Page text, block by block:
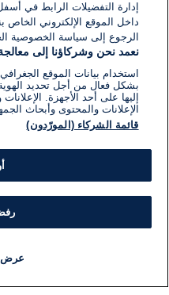
إدارة التفضيلات الرابط في
داخل الموقع الإلكتروني الخاص
الرجوع إلى سياسة الخصوصية
نعمد نحن وشركاؤنا إلى معالجة
استخدام بيانات الموقع
بشكل فعال من أجل تحديد
إليها على أحد الأجهزة.
الإعلانات والمحتوى وأبحاث
قائمة الشركاء (المورّدون)
عرض